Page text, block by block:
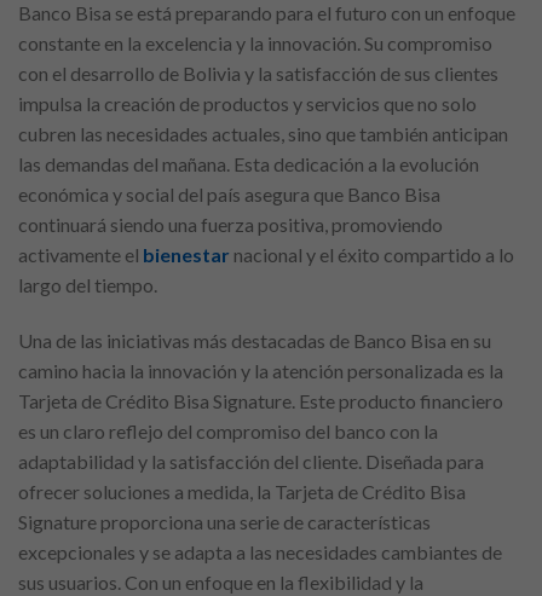
Banco Bisa se está preparando para el futuro con un enfoque
constante en la excelencia y la innovación. Su compromiso
con el desarrollo de Bolivia y la satisfacción de sus clientes
impulsa la creación de productos y servicios que no solo
cubren las necesidades actuales, sino que también anticipan
las demandas del mañana. Esta dedicación a la evolución
económica y social del país asegura que Banco Bisa
continuará siendo una fuerza positiva, promoviendo
activamente el bienestar nacional y el éxito compartido a lo
largo del tiempo.
Una de las iniciativas más destacadas de Banco Bisa en su
camino hacia la innovación y la atención personalizada es la
Tarjeta de Crédito Bisa Signature. Este producto financiero
es un claro reflejo del compromiso del banco con la
adaptabilidad y la satisfacción del cliente. Diseñada para
ofrecer soluciones a medida, la Tarjeta de Crédito Bisa
Signature proporciona una serie de características
excepcionales y se adapta a las necesidades cambiantes de
sus usuarios. Con un enfoque en la flexibilidad y la